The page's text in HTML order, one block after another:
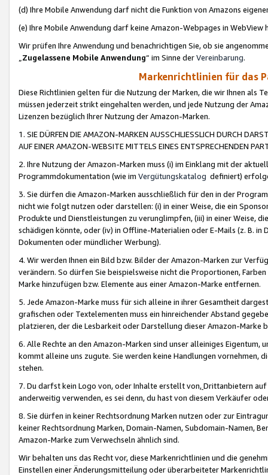
(d) Ihre Mobile Anwendung darf nicht die Funktion von Amazons
(e) Ihre Mobile Anwendung darf keine Amazon-Webpages in WebView
Wir prüfen Ihre Anwendung und benachrichtigen Sie, ob sie
„Zugelassene Mobile Anwendung“ im Sinne derVereinbarung.
Markenrichtlinien für das
Diese Richtlinien gelten für die Nutzung der Marken, die wir Ihnen als
müssen jederzeit strikt eingehalten werden, und jede Nutzung der
Lizenzen bezüglich Ihrer Nutzung der Amazon-Marken.
1. SIE DÜRFEN DIE AMAZON-MARKEN AUSSCHLIESSLICH DURCH
AUF EINER AMAZON-WEBSITE MITTELS EINES ENTSPRECHENDEN
2. Ihre Nutzung der Amazon-Marken muss (i) im Einklang mit der
Programmdokumentation (wie im Vergütungskatalog definiert)
3. Sie dürfen die Amazon-Marken ausschließlich für den in der
nicht wie folgt nutzen oder darstellen: (i) in einer Weise, die ein
Produkte und Dienstleistungen zu verunglimpfen, (iii) in einer Weise,
schädigen könnte, oder (iv) in Offline-Materialien oder E-Mails (z. B. in
Dokumenten oder mündlicher Werbung).
4. Wir werden Ihnen ein Bild bzw. Bilder der Amazon-Marken zur
verändern. So dürfen Sie beispielsweise nicht die Proportionen,
Marke hinzufügen bzw. Elemente aus einer Amazon-Marke entfernen.
5. Jede Amazon-Marke muss für sich alleine in ihrer Gesamtheit
grafischen oder Textelementen muss ein hinreichender Abstand
platzieren, der die Lesbarkeit oder Darstellung dieser Amazon-Marke
6. Alle Rechte an den Amazon-Marken sind unser alleiniges
kommt alleine uns zugute. Sie werden keine Handlungen vornehmen,
stehen.
7. Du darfst kein Logo von, oder Inhalte erstellt von,Drittanbietern auf
anderweitig verwenden, es sei denn, du hast von diesem Verkäufer
8. Sie dürfen in keiner Rechtsordnung Marken nutzen oder zur
keiner Rechtsordnung Marken, Domain-Namen, Subdomain-Namen,
Amazon-Marke zum Verwechseln ähnlich sind.
Wir behalten uns das Recht vor, diese Markenrichtlinien und die
Einstellen einer Änderungsmitteilung oder überarbeiteter